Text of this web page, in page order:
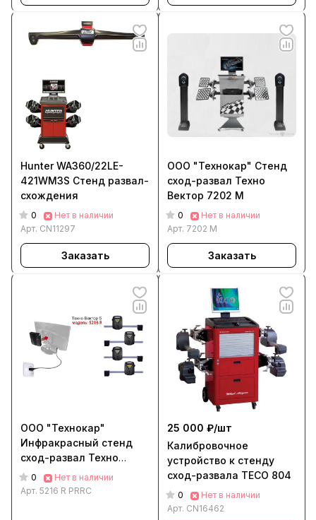
Hunter WA360/22LE-
421WM3S Стенд развал-
схождения
0
Нет в наличии
Арт. CN11297
Заказать
ООО "Технокар" Стенд
сход-развал Техно
Вектор 7202 M
0
Нет в наличии
Арт. 7202 M
Заказать
ООО "Технокар"
Инфракрасный стенд
сход-развал Техно
Вектор 5 5216 R PRRC
0
Нет в наличии
Арт. 5216 R PRRC
25 000 ₽/шт
Калибровочное
устройство к стенду
сход-развала TECO 804
0
Нет в наличии
Арт. CN16462